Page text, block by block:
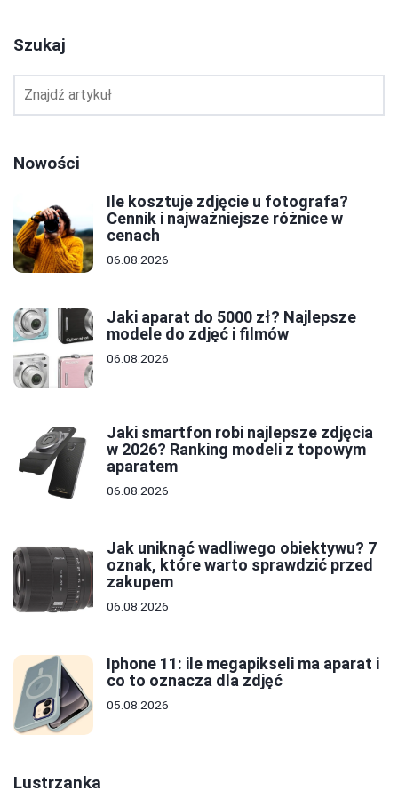
Szukaj
Nowości
Ile kosztuje zdjęcie u fotografa?
Cennik i najważniejsze różnice w
cenach
06.08.2026
Jaki aparat do 5000 zł? Najlepsze
modele do zdjęć i filmów
06.08.2026
Jaki smartfon robi najlepsze zdjęcia
w 2026? Ranking modeli z topowym
aparatem
06.08.2026
Jak uniknąć wadliwego obiektywu? 7
oznak, które warto sprawdzić przed
zakupem
06.08.2026
Iphone 11: ile megapikseli ma aparat i
co to oznacza dla zdjęć
05.08.2026
Lustrzanka